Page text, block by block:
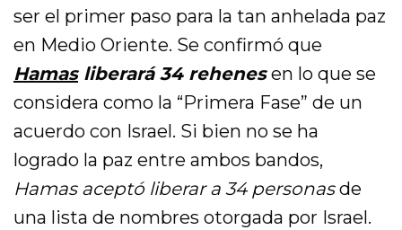
ser el primer paso para la tan anhelada paz
en Medio Oriente. Se confirmó que
Hamasliberará 34 rehenesen lo que se
considera como la “Primera Fase” de un
acuerdo con Israel. Si bien no se ha
logrado la paz entre ambos bandos,
Hamas aceptó liberar a 34 personasde
una lista de nombres otorgada por Israel.